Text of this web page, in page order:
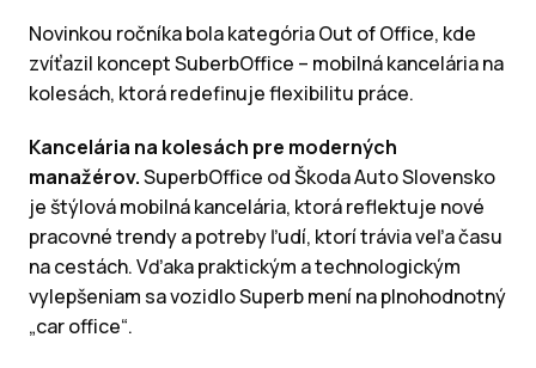
Novinkou ročníka bola kategória Out of Office, kde
zvíťazil koncept SuberbOffice – mobilná kancelária na
kolesách, ktorá redefinuje flexibilitu práce.
Kancelária na kolesách pre moderných
manažérov.SuperbOffice od Škoda Auto Slovensko
je štýlová mobilná kancelária, ktorá reflektuje nové
pracovné trendy a potreby ľudí, ktorí trávia veľa času
na cestách. Vďaka praktickým a technologickým
vylepšeniam sa vozidlo Superb mení na plnohodnotný
„car office“.